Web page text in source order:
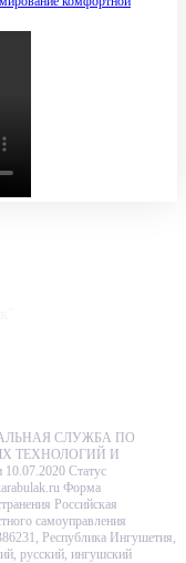
СЛУЖБА ПО
ТЕХНОЛОГИЙ И
Статус
Форма
Российская
самоуправления
Республика Ингушетия,
русский, ингушский